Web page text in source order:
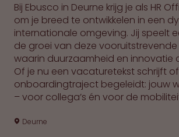
Bij Ebusco in Deurne krijg je als HR
om je breed te ontwikkelen in een
internationale omgeving. Jij speelt
de groei van deze
waarin duurzaamheid en innovatie
Of je nu een vacaturetekst schrijft
onboardingtraject begeleidt: jouw
– voor collega’s én voor de
Deurne